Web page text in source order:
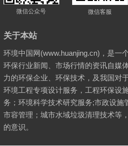
微信公众号 微信客服
关于本站
环境中国网(www.huanjing.cn)，是一
环保行业新闻、市场行情的资讯自媒
力的环保企业、环保技术，及我国对
环境工程专项设计服务，工程环保设
务；环境科学技术研究服务;市政设施
市容管理；城市水域垃圾清理技术等
的意识。